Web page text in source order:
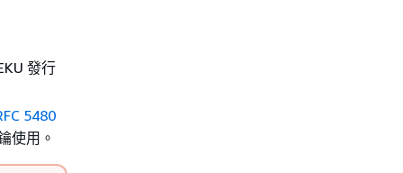
發行
5480
使用。